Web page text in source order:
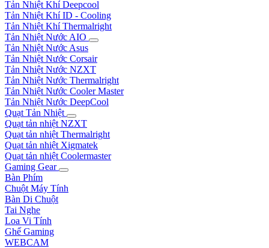
Tản Nhiệt Khí Deepcool
Tản Nhiệt Khí ID - Cooling
Tản Nhiệt Khí Thermalright
Tản Nhiệt Nước AIO
Tản Nhiệt Nước Asus
Tản Nhiệt Nước Corsair
Tản Nhiệt Nước NZXT
Tản Nhiệt Nước Thermalright
Tản Nhiệt Nước Cooler Master
Tản Nhiệt Nước DeepCool
Quạt Tản Nhiệt
Quạt tản nhiệt NZXT
Quạt tản nhiệt Thermalright
Quạt tản nhiệt Xigmatek
Quạt tản nhiệt Coolermaster
Gaming Gear
Bàn Phím
Chuột Máy Tính
Bàn Di Chuột
Tai Nghe
Loa Vi Tính
Ghế Gaming
WEBCAM